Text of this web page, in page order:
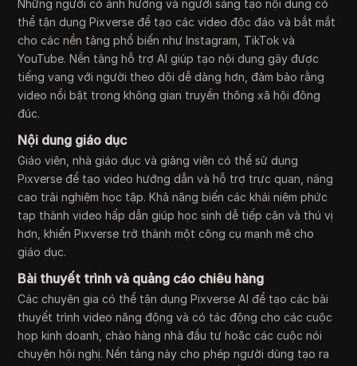
Những người có ảnh hưởng và người sáng tạo nội dung có
thể tận dụng Pixverse để tạo các video độc đáo và bắt mắt
cho các nền tảng phổ biến như Instagram, TikTok và
YouTube. Nền tảng hỗ trợ AI giúp tạo nội dung gây được
tiếng vang với người theo dõi dễ dàng hơn, đảm bảo rằng
video nổi bật trong không gian truyền thông xã hội đông
đúc.
Nội dung giáo dục
Giáo viên, nhà giáo dục và giảng viên có thể sử dụng
Pixverse để tạo video hướng dẫn và hỗ trợ trực quan, nâng
cao trải nghiệm học tập. Khả năng biến các khái niệm phức
tạp thành video hấp dẫn giúp học sinh dễ tiếp cận và thú vị
hơn, khiến Pixverse trở thành một công cụ mạnh mẽ cho
giáo dục.
Bài thuyết trình và quảng cáo chiêu hàng
Các chuyên gia có thể tận dụng Pixverse AI để tạo các bài
thuyết trình video năng động và có tác động cho các cuộc
họp kinh doanh, chào hàng nhà đầu tư hoặc các cuộc nói
chuyện hội nghị. Nền tảng này cho phép người dùng tạo ra